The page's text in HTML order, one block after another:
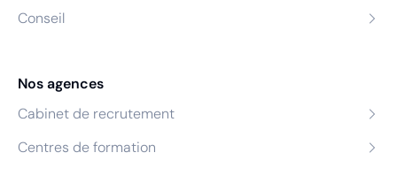
Conseil
Nos agences
Cabinet de recrutement
Centres de formation